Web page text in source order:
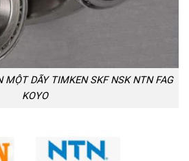
MỘT DÃY TIMKEN SKF NSK NTN FAG
KOYO